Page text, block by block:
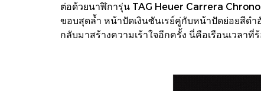
ต่อด้วยนาฬิการุ่น TAG Heuer Carrera
ขอบสุดล้ำ หน้าปัดเงินซันเรย์คู่กับหน้าปัดย่อยสีด
กลับมาสร้างความเร้าใจอีกครั้ง นี่คือเรือนเวลา